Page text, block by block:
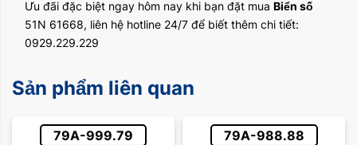
Ưu đãi đặc biệt ngay hôm nay khi bạn đặt mua Biển số
51N 61668, liên hệ hotline 24/7 để biết thêm chi tiết:
0929.229.229
Sản phẩm liên quan
79A-999.79 79A-988.88